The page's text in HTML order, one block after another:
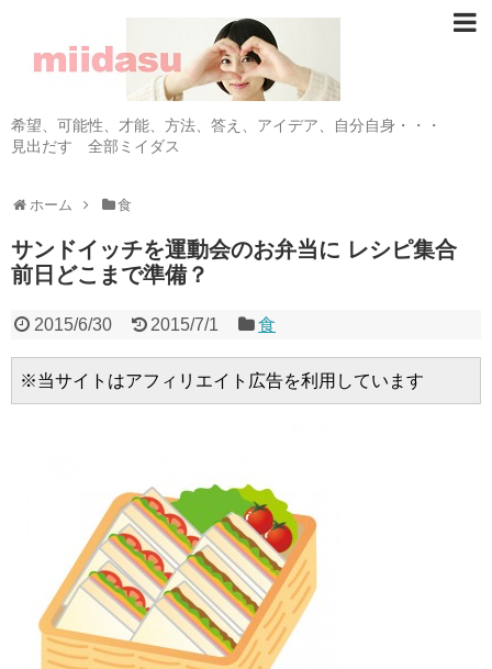
希望、可能性、才能、方法、答え、アイデア、自分自身・・・
見出だす 全部ミイダス
ホーム 食
サンドイッチを運動会のお弁当に レシピ集合
前日どこまで準備？
2015/6/30 2015/7/1 食
※当サイトはアフィリエイト広告を利用しています